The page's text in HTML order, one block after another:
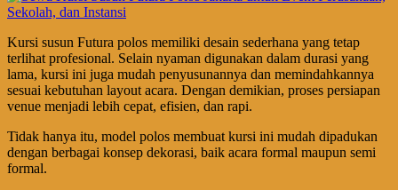
Kursi susun Futura polos memiliki desain sederhana yang tetap
terlihat profesional. Selain nyaman digunakan dalam durasi yang
lama, kursi ini juga mudah penyusunannya dan memindahkannya
sesuai kebutuhan layout acara. Dengan demikian, proses persiapan
venue menjadi lebih cepat, efisien, dan rapi.
Tidak hanya itu, model polos membuat kursi ini mudah dipadukan
dengan berbagai konsep dekorasi, baik acara formal maupun semi
formal.